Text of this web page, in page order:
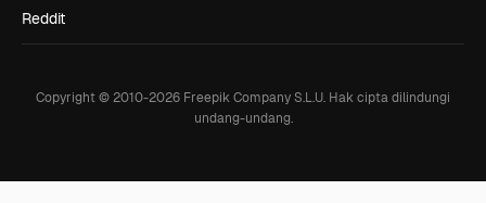
Reddit
Copyright © 2010-2026 Freepik Company S.L.U. Hak cipta dilindungi
undang-undang.